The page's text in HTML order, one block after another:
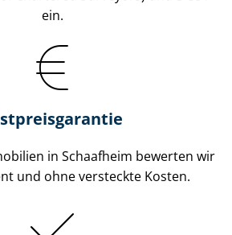
ein.
in Schaafheim bewerten wir
und ohne versteckte Kosten.